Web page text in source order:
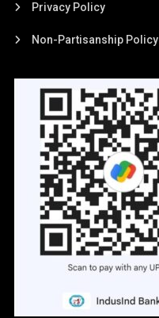
Privacy Policy
Non-Partisanship Policy